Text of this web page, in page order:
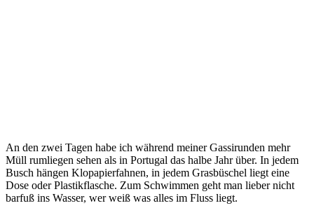
An den zwei Tagen habe ich während meiner Gassirunden mehr
Müll rumliegen sehen als in Portugal das halbe Jahr über. In jedem
Busch hängen Klopapierfahnen, in jedem Grasbüschel liegt eine
Dose oder Plastikflasche. Zum Schwimmen geht man lieber nicht
barfuß ins Wasser, wer weiß was alles im Fluss liegt.